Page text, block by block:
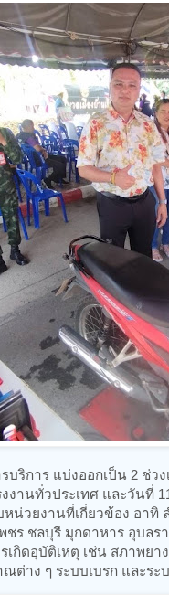
ริการ แบ่งออกเป็น 2 ช่ว
านทั่วประเทศ และวันที่
น่วยงานที่เกี่ยวข้อง อาทิ
ร ชลบุรี มุกดาหาร อุบลร
เกิดอุบัติเหตุ เช่น สภาพย
ต่าง ๆ ระบบเบรก และระ